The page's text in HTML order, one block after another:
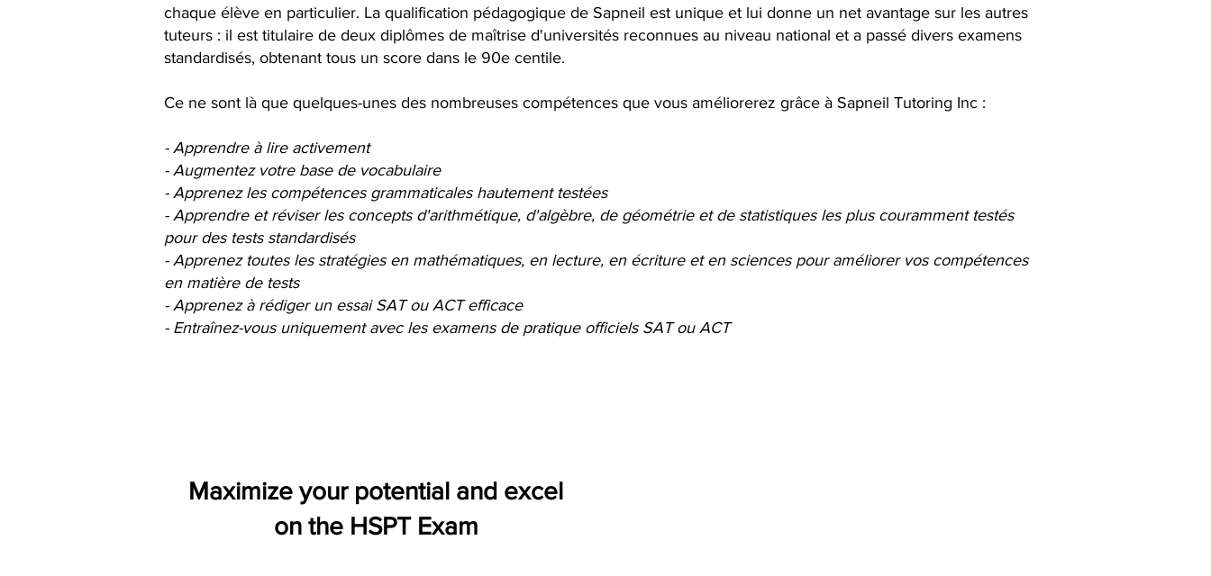
chaque élève en particulier. La qualification pédagogique de Sapneil est unique et lui donne un net avantage sur les autres
tuteurs : il est titulaire de deux diplômes de maîtrise d'universités reconnues au niveau national et a passé divers examens
standardisés, obtenant tous un score dans le 90e centile.
Ce ne sont là que quelques-unes des nombreuses compétences que vous améliorerez grâce à Sapneil Tutoring Inc :
- Apprendre à lire activement
- Augmentez votre base de vocabulaire
- Apprenez les compétences grammaticales hautement testées
- Apprendre et réviser les concepts d'arithmétique, d'algèbre, de géométrie et de statistiques les plus couramment testés
pour des tests standardisés
- Apprenez toutes les stratégies en mathématiques, en lecture, en écriture et en sciences pour améliorer vos compétences
en matière de tests
- Apprenez à rédiger un essai SAT ou ACT efficace
- Entraînez-vous uniquement avec les examens de pratique officiels SAT ou ACT
Maximize your potential and excel
on the HSPT Exam